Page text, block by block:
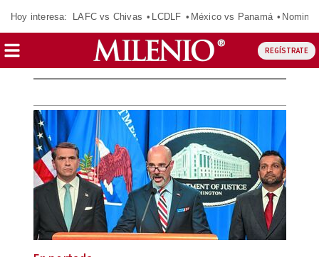
Hoy interesa: LAFC vs Chivas LCDLF México vs Panamá
REGÍSTRATE